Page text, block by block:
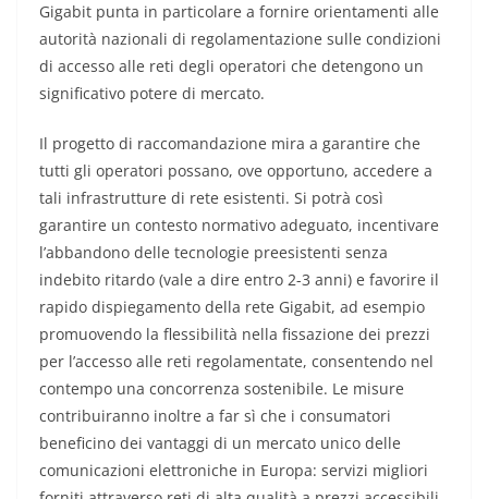
Gigabit punta in particolare a fornire orientamenti alle
autorità nazionali di regolamentazione sulle condizioni
di accesso alle reti degli operatori che detengono un
significativo potere di mercato.
Il progetto di raccomandazione mira a garantire che
tutti gli operatori possano, ove opportuno, accedere a
tali infrastrutture di rete esistenti. Si potrà così
garantire un contesto normativo adeguato, incentivare
l’abbandono delle tecnologie preesistenti senza
indebito ritardo (vale a dire entro 2-3 anni) e favorire il
rapido dispiegamento della rete Gigabit, ad esempio
promuovendo la flessibilità nella fissazione dei prezzi
per l’accesso alle reti regolamentate, consentendo nel
contempo una concorrenza sostenibile. Le misure
contribuiranno inoltre a far sì che i consumatori
beneficino dei vantaggi di un mercato unico delle
comunicazioni elettroniche in Europa: servizi migliori